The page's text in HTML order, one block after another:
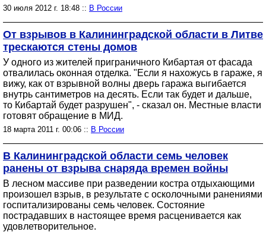
30 июля 2012 г. 18:48 :: В России
От взрывов в Калининградской области в Литве
трескаются стены домов
У одного из жителей приграничного Кибартая от фасада
отвалилась оконная отделка. "Если я нахожусь в гараже, я
вижу, как от взрывной волны дверь гаража выгибается
внутрь сантиметров на десять. Если так будет и дальше,
то Кибартай будет разрушен", - сказал он. Местные власти
готовят обращение в МИД.
18 марта 2011 г. 00:06 :: В России
В Калининградской области семь человек
ранены от взрыва снаряда времен войны
В лесном массиве при разведении костра отдыхающими
произошел взрыв, в результате с осколочными ранениями
госпитализированы семь человек. Состояние
пострадавших в настоящее время расценивается как
удовлетворительное.